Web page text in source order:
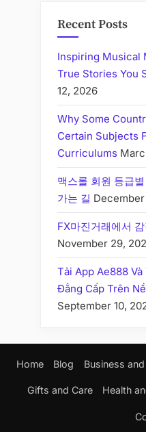
Recent Posts
Inspiring Musical
True Stories You
12, 2026
Why Some
Certain Subjects
Curriculums
맥스롤 회원 등급
가는 길
FX마진거래에서
November 29,
Tải App Ae888
Đẳng Cấp Trên
September 10,
Home Blog Business
Gifts and Care Health